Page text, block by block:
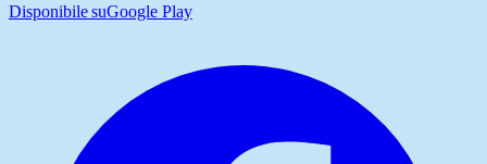
Disponibile suGoogle Play